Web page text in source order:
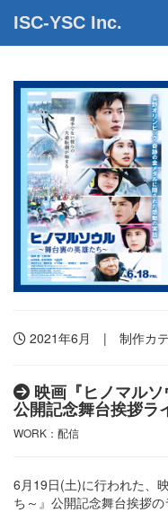
ISC-YSC Inc.
2021年6月 | 制作カテ
映画『ヒノマルソ
公開記念舞台挨拶ラ
WORK：配信
6月19日(土)に行われた、
ち～』公開記念舞台挨拶の